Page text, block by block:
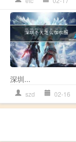
深圳...
szd 02-16